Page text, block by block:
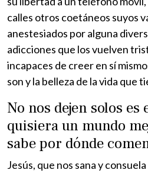
calles otros coetáneos suyos
anestesiados por alguna
adicciones que los vuelven
incapaces de creer en sí
son y la belleza de la vida que
No nos dejen solos
quisiera un mundo
sabe por dónde
Jesús, que nos sana y